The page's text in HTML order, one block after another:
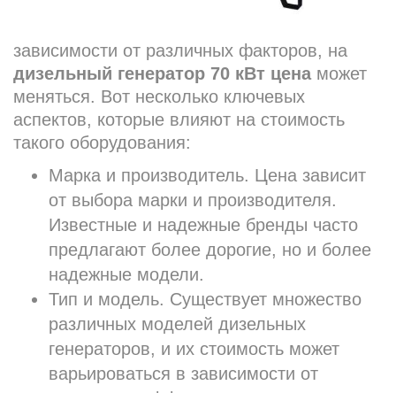
зависимости от различных факторов, на
дизельный генератор 70 кВт ценаможет
меняться. Вот несколько ключевых
аспектов, которые влияют на стоимость
такого оборудования:
Марка и производитель. Цена зависит
от выбора марки и производителя.
Известные и надежные бренды часто
предлагают более дорогие, но и более
надежные модели.
Тип и модель. Существует множество
различных моделей дизельных
генераторов, и их стоимость может
варьироваться в зависимости от